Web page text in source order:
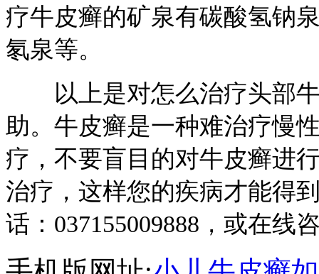
疗牛皮癣的矿泉有碳酸氢钠
氡泉等。
以上是对怎么治疗头部牛
助。牛皮癣是一种难治疗慢
疗，不要盲目的对牛皮癣进
治疗，这样您的疾病才能得
话：037155009888，或在线